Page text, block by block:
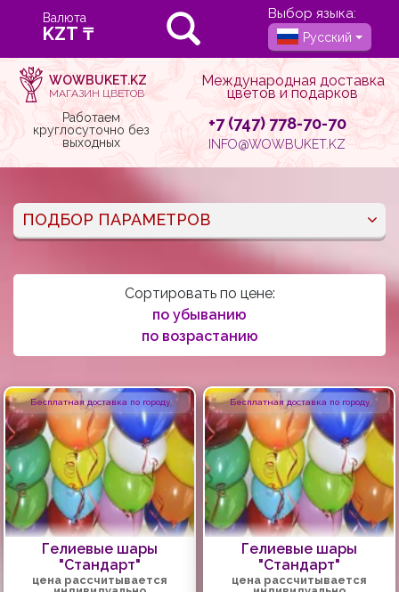
Валюта Выбор языка:
Русский
WOWBUKET.KZ
МАГАЗИН ЦВЕТОВ
Международная доставка
цветов и подарков
Работаем
круглосуточно без
выходных
+7 (747) 778-70-70
INFO@WOWBUKET.KZ
ПОДБОР ПАРАМЕТРОВ
Сортировать по цене:
по убыванию
по возрастанию
Бесплатная доставка по городу
Гелиевые шары
"Стандарт"
цена рассчитывается
Бесплатная доставка по городу
Гелиевые шары
"Стандарт"
цена рассчитывается